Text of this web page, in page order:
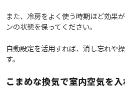
また、冷房をよく使う時期ほど効果
ンの状態を保ってください。
自動設定を活用すれば、消し忘れや
す。
こまめな換気で室内空気を入